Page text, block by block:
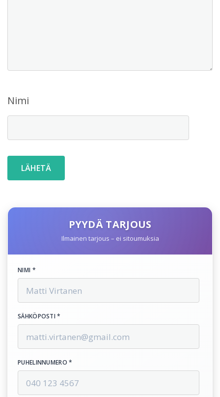
Nimi
PYYDÄ TARJOUS
Ilmainen tarjous – ei sitoumuksia
NIMI *
SÄHKÖPOSTI *
PUHELINNUMERO *